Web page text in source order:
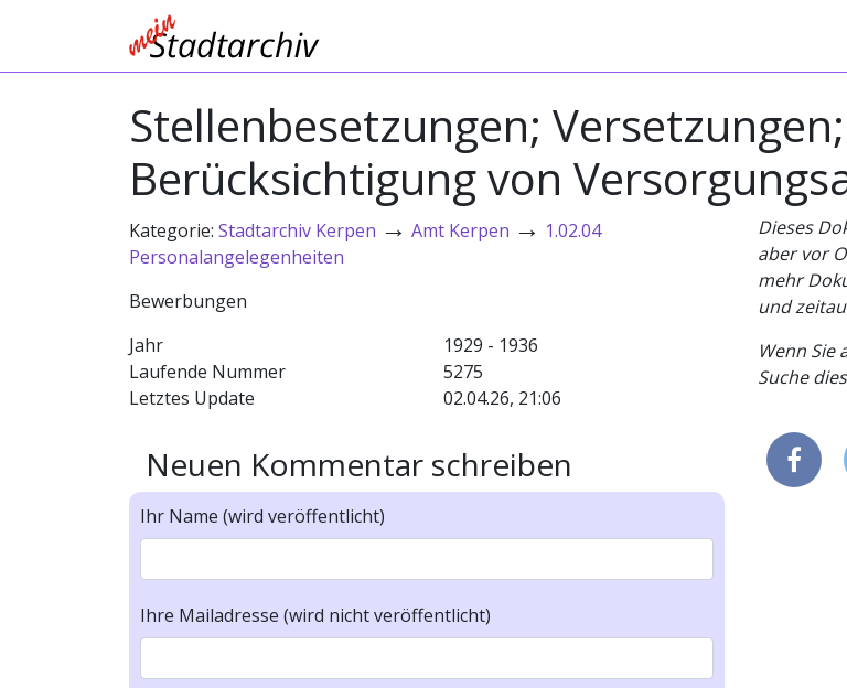
Stellenbesetzungen;
Berücksichtigung von
Kategorie: Stadtarchiv Kerpen → Amt Kerpen → 1.02.04
Personalangelegenheiten
Bewerbungen
Jahr
1929 - 1936
Laufende Nummer
5275
Letztes Update
02.04.26, 21:06
Neuen Kommentar schreiben
Ihr Name (wird veröffentlicht)
Ihre Mailadresse (wird nicht veröffentlicht)
Dieses
aber vor
mehr
und
Wenn Sie
Suche